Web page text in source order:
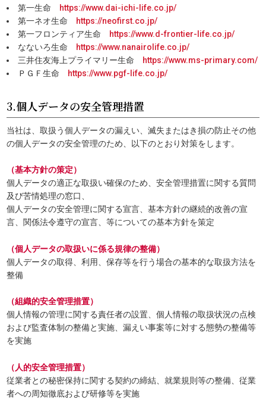
第一生命
https://www.dai-ichi-life.co.jp/
第一ネオ生命
https://neofirst.co.jp/
第一フロンティア生命
https://www.d-frontier-life.co.jp/
なないろ生命
https://www.nanairolife.co.jp/
三井住友海上プライマリー生命
https://www.ms-primary.com/
ＰＧＦ生命
https://www.pgf-life.co.jp/
3.個人データの安全管理措置
当社は、取扱う個人データの漏えい、滅失またはき損の防止その他
の個人データの安全管理のため、以下のとおり対策をします。
（基本方針の策定）
個人データの適正な取扱い確保のため、安全管理措置に関する質問
及び苦情処理の窓口、
個人データの安全管理に関する宣言、基本方針の継続的改善の宣
言、関係法令遵守の宣言、等についての基本方針を策定
（個人データの取扱いに係る規律の整備）
個人データの取得、利用、保存等を行う場合の基本的な取扱方法を
整備
（組織的安全管理措置）
個人情報の管理に関する責任者の設置、個人情報の取扱状況の点検
および監査体制の整備と実施、漏えい事案等に対する態勢の整備等
を実施
（人的安全管理措置）
従業者との秘密保持に関する契約の締結、就業規則等の整備、従業
者への周知徹底および研修等を実施